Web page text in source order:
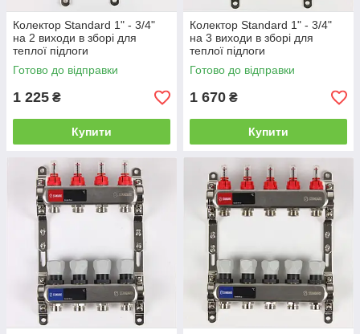
Колектор Standard 1" - 3/4"
на 2 виходи в зборі для
теплої підлоги
Готово до відправки
1 225 ₴
Купити
Колектор Standard 1" - 3/4"
на 3 виходи в зборі для
теплої підлоги
Готово до відправки
1 670 ₴
Купити